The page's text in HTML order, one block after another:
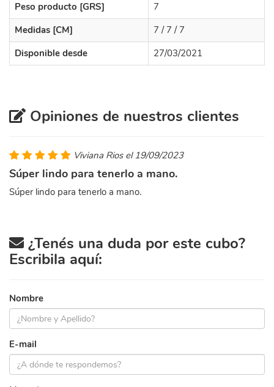
Peso producto [GRS]
7
Medidas [CM]
7 / 7 / 7
Disponible desde
27/03/2021
Opiniones de nuestros clientes
Viviana Rios el 19/09/2023
Súper lindo para tenerlo a mano.
Súper lindo para tenerlo a mano.
¿Tenés una duda por este cubo?
Escribila aquí:
Nombre
E-mail